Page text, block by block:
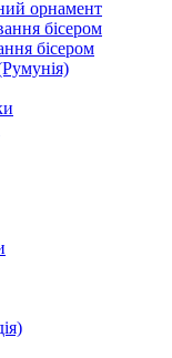
орнамент
бісером
бісером